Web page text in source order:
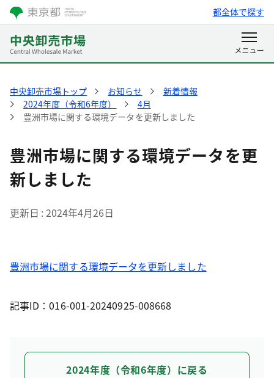
都全体で探す
中央卸売市場トップ お知らせ
新着情報
2024年度（令和6年度）
4月
豊洲市場に関する環境データを更新しました
豊洲市場に関する環境データを更
新しました
更新日 2024年4月26日
豊洲市場に関する環境データを更新しました
記事ID：016-001-20240925-008668
2024年度（令和6年度）に戻る